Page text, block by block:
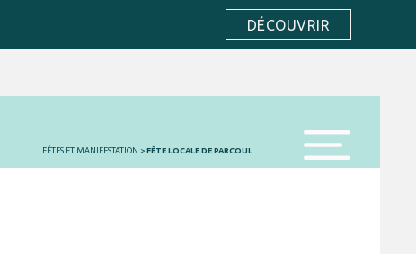
DÉCOUVRIR
FÊTES ET MANIFESTATION > FÊTE LOCALE DE PARCOUL